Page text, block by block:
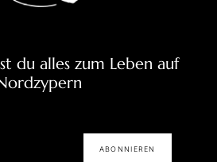
du alles zum Leben auf
ABONNIEREN